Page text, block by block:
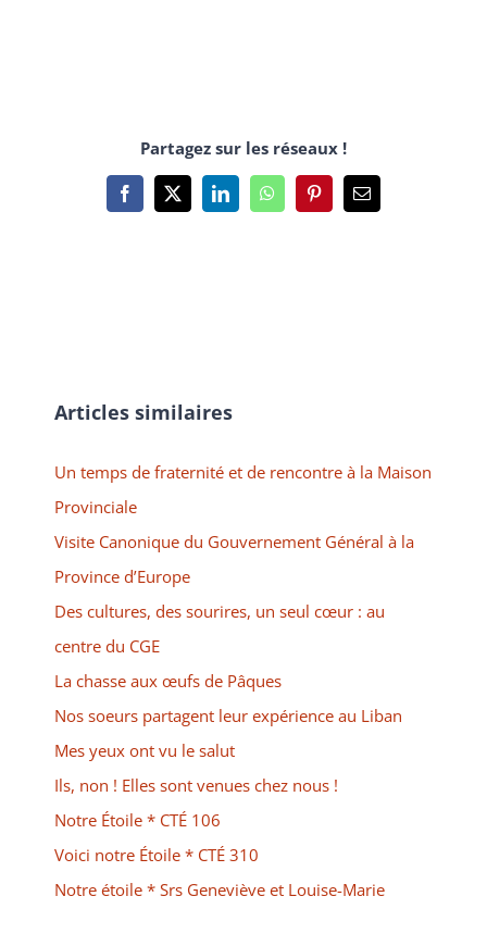
Partagez sur les réseaux !
Facebook
X LinkedInWhatsAppPinterestEmail
Articles similaires
Un temps de fraternité et de rencontre à la Maison
Provinciale
Visite Canonique du Gouvernement Général à la
Province d’Europe
Des cultures, des sourires, un seul cœur : au
centre du CGE
La chasse aux œufs de Pâques
Nos soeurs partagent leur expérience au Liban
Mes yeux ont vu le salut
Ils, non ! Elles sont venues chez nous !
Notre Étoile * CTÉ 106
Voici notre Étoile * CTÉ 310
Notre étoile * Srs Geneviève et Louise-Marie